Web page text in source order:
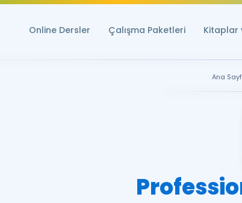
Online Dersler Çalışma Paketleri Kitaplar
Ana